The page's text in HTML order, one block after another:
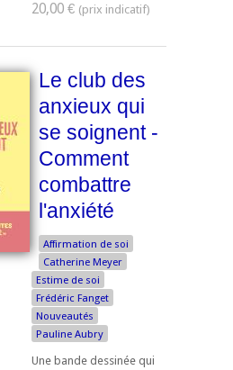
20,00 €
Le club des
anxieux qui
se soignent -
Comment
combattre
l'anxiété
Affirmation de soi
Catherine Meyer
Estime de soi
Frédéric Fanget
Nouveautés
Pauline Aubry
Une bande dessinée qui